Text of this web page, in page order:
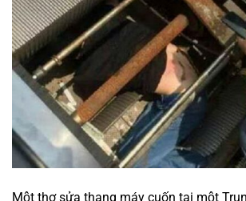
Một thợ sửa thang máy cuốn tại một